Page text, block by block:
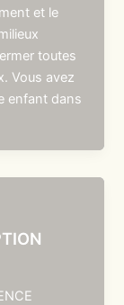
et le
toutes
Vous avez
enfant dans